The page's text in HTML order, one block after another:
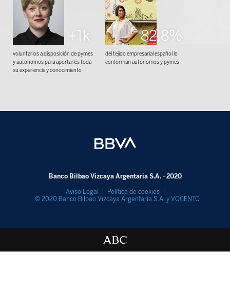
+1k
voluntarios a disposición de pymes
y autónomos para aportarles toda
su experiencia y conocimiento
82,8%
del tejido empresarial español lo
conforman autónomos y pymes
Banco Bilbao Vizcaya Argentaria S.A. - 2020
Aviso Legal
Política de cookies
© 2020 Banco Bilbao Vizcaya Argentaria S.A. y VOCENTO